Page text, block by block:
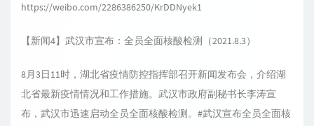
https://weibo.com/2286386250/KrDDNyek1
【新闻4】武汉市宣布：全员全面核酸检测（2021.8.3）
8月3日11时，湖北省疫情防控指挥部召开新闻发布会，介绍湖
北省最新疫情情况和工作措施。武汉市政府副秘书长李涛宣
布，武汉市迅速启动全员全面核酸检测。#武汉宣布全员全面核